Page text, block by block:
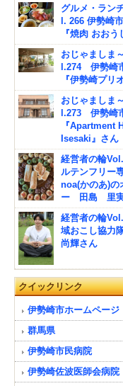
グルメ・ラン
l. 266 伊勢崎
『焼肉 おおう
おじゃまし
l.274 伊勢崎
『伊勢崎プリ
おじゃまし
l.273 伊勢崎
『Apartment
Isesaki』さん
経営者の輪
ルテンフリー
noa(かのあ)の
ー 田島 里
経営者の輪
域おこし協力
尚輝さん
クイックリンク
伊勢崎市ホームページ
群馬県
伊勢崎市民病院
伊勢崎佐波医師会病院